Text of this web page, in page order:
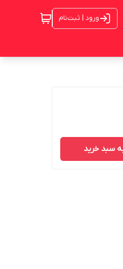
ورود | ثبت‌نام
سبد خرید